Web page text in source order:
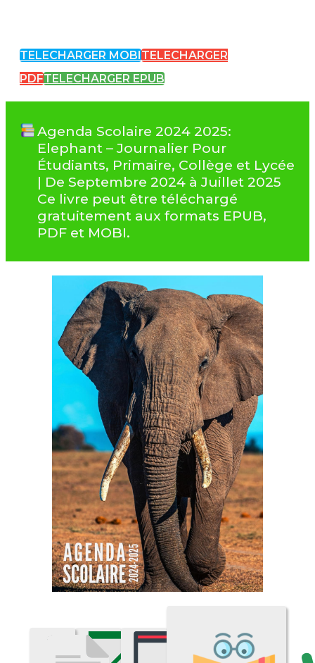
TELECHARGER MOBI TELECHARGER
PDFTELECHARGER EPUB
Agenda Scolaire 2024 2025:
Elephant – Journalier Pour
Étudiants, Primaire, Collège et Lycée
| De Septembre 2024 à Juillet 2025
Ce livre peut être téléchargé
gratuitement aux formats EPUB,
PDF et MOBI.